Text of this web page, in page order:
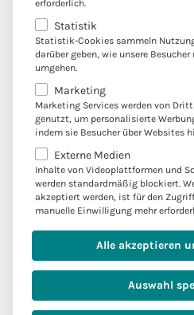
der Argumentation.
Chat GPT und die
Versicherungsspezifisches
Ein Sprachmodell ist nur so
Trainieren des Modells
sich diesen Prozess so
Wörter lernt es. Dabei spielt
Kindes eine Rolle. Wenn ein
zwei Anwälten aufwächst und
anderen Anwälten hat, wird es
erforderlich.
Statistik
Statistik-Cookies sammeln
darüber geben, wie unsere
umgehen.
Marketing
Marketing Services werden von
genutzt, um personalisierte
indem sie Besucher über Websites
Externe Medien
Inhalte von Videoplattformen und
werden standardmäßig blockiert.
akzeptiert werden, ist für den
manuelle Einwilligung mehr
Alle akzeptieren
Auswahl